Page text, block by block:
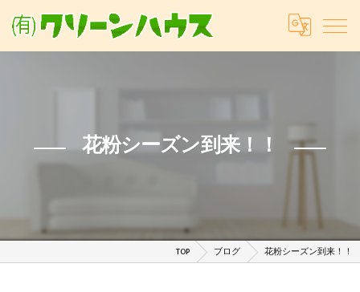
花粉シーズン到来！！
TOP ブログ 花粉シーズン到来！！